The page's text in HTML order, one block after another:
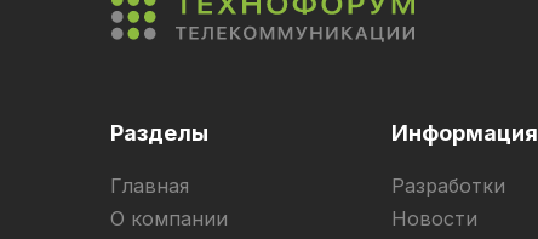
Разделы Информация
Главная
О компании
Разработки
Новости